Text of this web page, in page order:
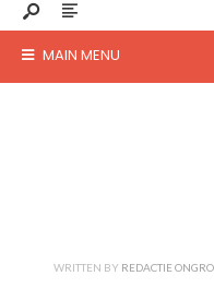
MAIN MENU
WRITTEN BY REDACTIE